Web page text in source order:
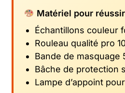
Matériel pour réussir
Échantillons couleur
Rouleau qualité pro
Bande de masquage
Bâche de protection
Lampe d’appoint